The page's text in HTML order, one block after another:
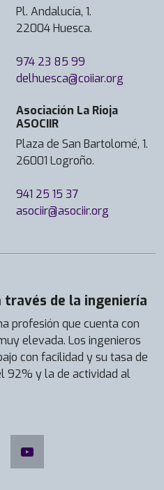
Pl. Andalucía, 1.
22004 Huesca.
974 23 85 99
delhuesca@coiiar.org
Asociación La Rioja
ASOCIIR
Plaza de San Bartolomé, 1.
26001 Logroño.
941 25 15 37
asociir@asociir.org
través de la ingeniería
profesión que cuenta con
elevada. Los ingenieros
con facilidad y su tasa de
92% y la de actividad al